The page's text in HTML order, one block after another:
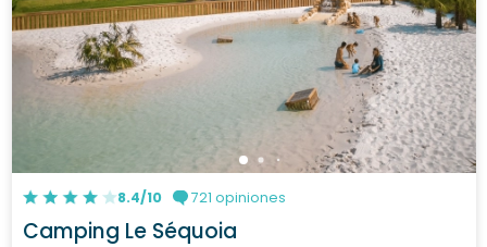
8.4/10 721 opiniones
Camping Le Séquoia